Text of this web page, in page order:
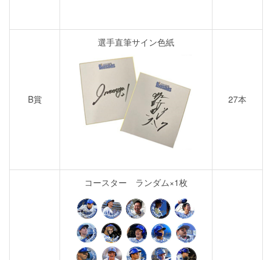
B賞
選手直筆サイン色紙
27本
コースター ランダム×1枚